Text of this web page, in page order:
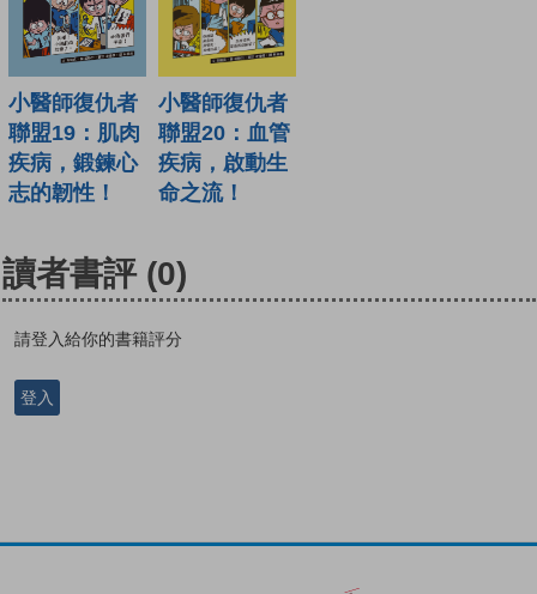
小醫師復仇者
聯盟19：肌肉
疾病，鍛鍊心
志的韌性！
小醫師復仇者
聯盟20：血管
疾病，啟動生
命之流！
讀者書評 (0)
請登入給你的書籍評分
登入